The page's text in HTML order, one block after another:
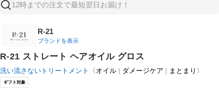
キ
検
R-21
ブランドを表示
R-21 ストレート ヘアオイル グロス
洗い流さないトリートメント 〈 オイル ダメージケア まとまり 〉
ギフト対象